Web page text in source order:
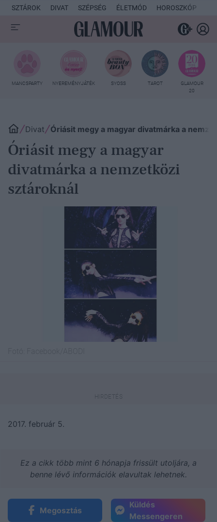
SZTÁROK DIVAT SZÉPSÉG ÉLETMÓD HOROSZKÓP
MANCSPARTY NYEREMÉNYJÁTÉK SYOSS TAROT
GLAMOUR
20
Divat Óriásit megy a magyar divatmárka a
Óriásit megy a magyar
divatmárka a nemzetközi
sztároknál
2017. február 5.
Ez a cikk több mint 6 hónapja frissült utoljára, a
benne lévő információk elavultak lehetnek.
Megosztás
Küldés
Messengeren